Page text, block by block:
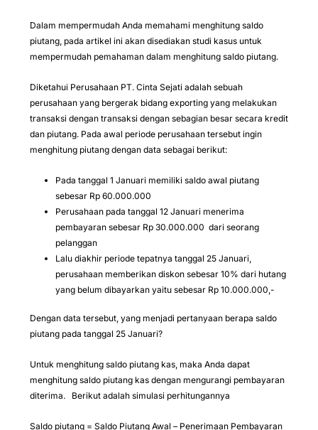
Dalam mempermudah Anda memahami menghitung saldo
piutang, pada artikel ini akan disediakan studi kasus untuk
mempermudah pemahaman dalam menghitung saldo piutang.
Diketahui Perusahaan PT. Cinta Sejati adalah sebuah
perusahaan yang bergerak bidang exporting yang melakukan
transaksi dengan transaksi dengan sebagian besar secara kredit
dan piutang. Pada awal periode perusahaan tersebut ingin
menghitung piutang dengan data sebagai berikut:
Pada tanggal 1 Januari memiliki saldo awal piutang
sebesar Rp 60.000.000
Perusahaan pada tanggal 12 Januari menerima
pembayaran sebesar Rp 30.000.000 dari seorang
pelanggan
Lalu diakhir periode tepatnya tanggal 25 Januari,
perusahaan memberikan diskon sebesar 10% dari hutang
yang belum dibayarkan yaitu sebesar Rp 10.000.000,-
Dengan data tersebut, yang menjadi pertanyaan berapa saldo
piutang pada tanggal 25 Januari?
Untuk menghitung saldo piutang kas, maka Anda dapat
menghitung saldo piutang kas dengan mengurangi pembayaran
diterima. Berikut adalah simulasi perhitungannya
Saldo piutang = Saldo Piutang Awal – Penerimaan Pembayaran